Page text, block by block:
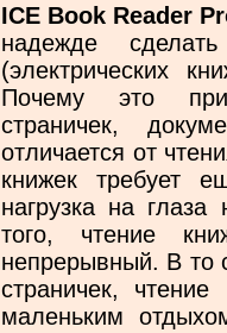
ICE Book Reader
надежде
(электрических
Почему это
страничек,
отличается от
книжек требует
нагрузка на
того, чтение
непрерывный. В то
страничек,
маленьким